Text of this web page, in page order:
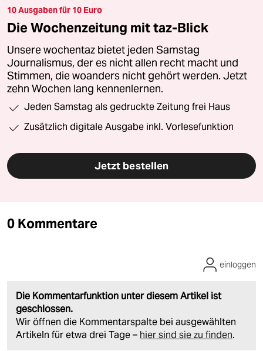
10 Ausgaben für 10 Euro
Die Wochenzeitung mit taz-Blick
Unsere wochentaz bietet jeden Samstag
Journalismus, der es nicht allen recht macht und
Stimmen, die woanders nicht gehört werden. Jetzt
zehn Wochen lang kennenlernen.
Jeden Samstag als gedruckte Zeitung frei Haus
Zusätzlich digitale Ausgabe inkl. Vorlesefunktion
Jetzt bestellen
0 Kommentare
Die Kommentarfunktion unter diesem Artikel ist
geschlossen.
Wir öffnen die Kommentarspalte bei ausgewählten
Artikeln für etwa drei Tage – hier sind sie zu finden.
einloggen